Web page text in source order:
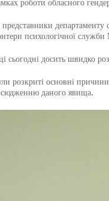
роботи обласного
департаменту
психологічної
досить швидко
розкриті основні
даного явища.